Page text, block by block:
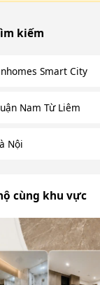
kiếm
Smart City
Nam Từ Liêm
Nội
cùng khu vực